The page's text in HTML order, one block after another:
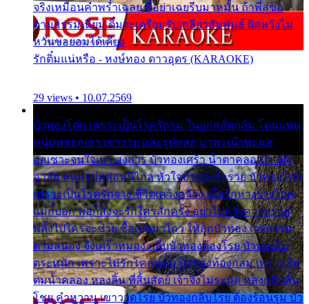
จริงเหมือนคำพร่ำเฉลย พี่อย่าเฉยรีบมาหมั้น ถ้าพี่สู่ขอ
ตามธรรมเนียม ติ๋มจะเตรียมรับเกลียวสัมพันธ์ ผิดหวังไม่
หวั่นขอยอมได้เคียง
รักติ๋มแน่หรือ - หงษ์ทอง ดาวอุดร (KARAOKE)
29 views • 10.07.2569
บัวทองโศก เพราะเป็นโรครักรุม ในอกกลัดกลุ้ม โดนแฟน
หนุ่มหลอกเอา เขารวย และรูปหล่อ มาพะเน้าพะนอ
ออเซาะจนใจเบา สงสาร บัวทองเศร้า น้ำตาคลอเบ้า เฝ้า
อาลัย หนุ่มรูปหล่อหนีไกล หัวใจบัวทองระรวย บัวทองโศก
เพราะเป็นโรครักจาง ชีวิตเคว้งคว้าง เมื่อรักห่างร้างไกล
แม่ก็บอก พ่อก็สั่งจะรักใครสักครั้ง อย่าไปหวังความรวย
พลั้งไปใครจะช่วย ซื้อเปลมาไกว ให้ลูกบัวทอง เวรกรรม
ตามสนอง จึงเศร้าหมอง กลีบบัวทองต้องโรย บัวทองไม่
ตระหนัก เพราะไม่รักโคลนตม บัวทองท้องกลม เพราะลืม
ตมน้ำคลอง หลงลิ้น ที่สิ้นสัตย์ เจ้าจึงไม่ระมัด หลงกลิ่นลิ้น
โชย คำหวาน เขาวาดโรย บัวทองกลีบโรย ต้องร้อนรุม บัว